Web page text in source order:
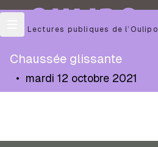
OULIPO
Les Lectures publiques de l’Oulipo
Chaussée glissante
• mardi 12 octobre 2021